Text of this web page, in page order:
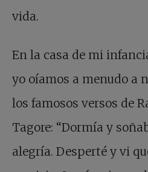
vida.
En la casa de mi
yo oíamos a menudo a
los famosos versos de
Tagore: “Dormía y
alegría. Desperté y vi